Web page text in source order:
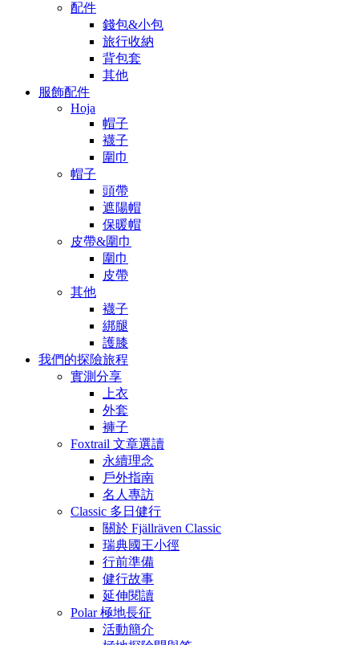
配件
錢包&小包
旅行收納
背包套
其他
服飾配件
Hoja
帽子
襪子
圍巾
帽子
頭帶
遮陽帽
保暖帽
皮帶&圍巾
圍巾
皮帶
其他
襪子
綁腿
護膝
我們的探險旅程
實測分享
上衣
外套
褲子
Foxtrail 文章選讀
永續理念
戶外指南
名人專訪
Classic 多日健行
關於 Fjällräven Classic
瑞典國王小徑
行前準備
健行故事
延伸閱讀
Polar 極地長征
活動簡介